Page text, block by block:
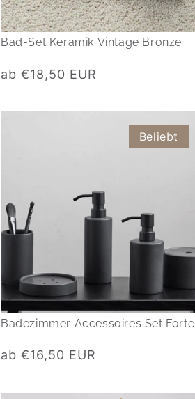
Bad-Set Keramik Vintage Bronze
Normaler
ab €18,50 EUR
Badezimmer Accessoires Set Forte
Normaler
ab €16,50 EUR
Beliebt